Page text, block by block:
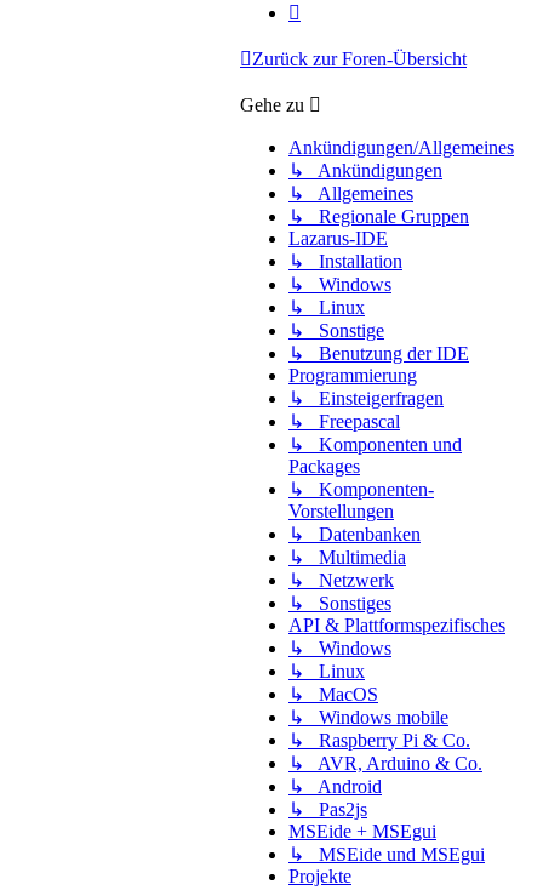
Zurück zur Foren-Übersicht
Gehe zu
Ankündigungen/Allgemeines
↳ Ankündigungen
↳ Allgemeines
↳ Regionale Gruppen
Lazarus-IDE
↳ Installation
↳ Windows
↳ Linux
↳ Sonstige
↳ Benutzung der IDE
Programmierung
↳ Einsteigerfragen
↳ Freepascal
↳ Komponenten und
Packages
↳ Komponenten-
Vorstellungen
↳ Datenbanken
↳ Multimedia
↳ Netzwerk
↳ Sonstiges
API & Plattformspezifisches
↳ Windows
↳ Linux
↳ MacOS
↳ Windows mobile
↳ Raspberry Pi & Co.
↳ AVR, Arduino & Co.
↳ Android
↳ Pas2js
MSEide + MSEgui
↳ MSEide und MSEgui
Projekte